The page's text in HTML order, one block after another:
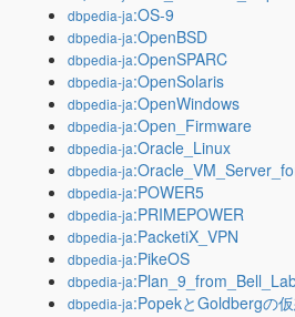
dbpedia-ja:OS-9
dbpedia-ja:OpenBSD
dbpedia-ja:OpenSPARC
dbpedia-ja:OpenSolaris
dbpedia-ja:OpenWindows
dbpedia-ja:Open_Firmware
dbpedia-ja:Oracle_Linux
dbpedia-ja
dbpedia-ja:POWER5
dbpedia-ja:PRIMEPOWER
dbpedia-ja:PacketiX_VPN
dbpedia-ja:PikeOS
dbpedia-ja
dbpedia-ja:PopekとGoldbergの